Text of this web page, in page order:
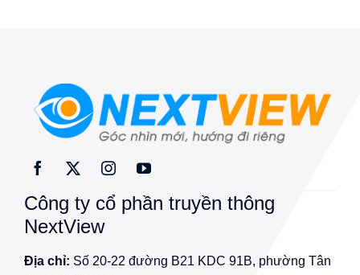
Công ty cổ phần truyền thông
NextView
Địa chỉ: Số 20-22 đường B21 KDC 91B, phường Tân